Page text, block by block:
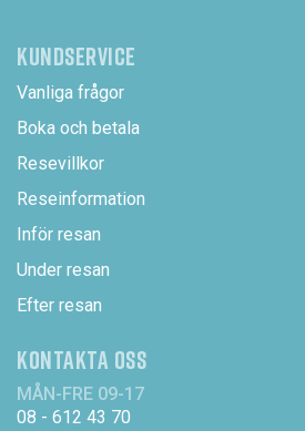
KUNDSERVICE
Vanliga frågor
Boka och betala
Resevillkor
Reseinformation
Inför resan
Under resan
Efter resan
KONTAKTA OSS
MÅN-FRE 09-17
08 - 612 43 70